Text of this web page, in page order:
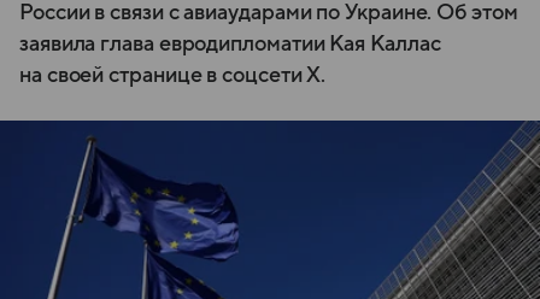
России в связи с авиаударами по Украине. Об этом
заявила глава евродипломатии Кая Каллас
на своей странице в соцсети X.